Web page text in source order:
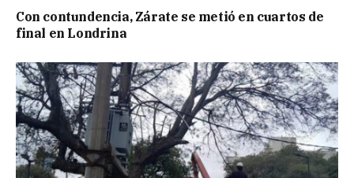
Con contundencia, Zárate se metió en cuartos de
final en Londrina